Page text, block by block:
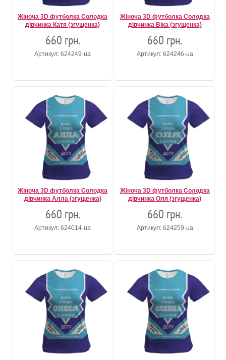
Жіноча 3D футболка Солодка
дівчинка Катя (згущенка)
660 грн.
Артикул: 624249-ua
Жіноча 3D футболка Солодка
дівчинка Віка (згущенка)
660 грн.
Артикул: 624246-ua
Жіноча 3D футболка Солодка
дівчинка Алла (згущенка)
660 грн.
Артикул: 624014-ua
Жіноча 3D футболка Солодка
дівчинка Оля (згущенка)
660 грн.
Артикул: 624259-ua